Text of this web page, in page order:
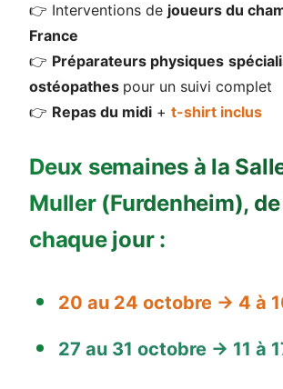
👉 Interventions de joueurs du
France
👉 Préparateurs physiques
ostéopathes pour un suivi complet
👉 Repas du midi + t-shirt inclus
Deux semaines à la
Muller (Furdenheim), de
chaque jour :
20 au 24 octobre → 4 à
27 au 31 octobre → 11 à